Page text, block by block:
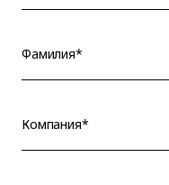
Фамилия*
Компания*